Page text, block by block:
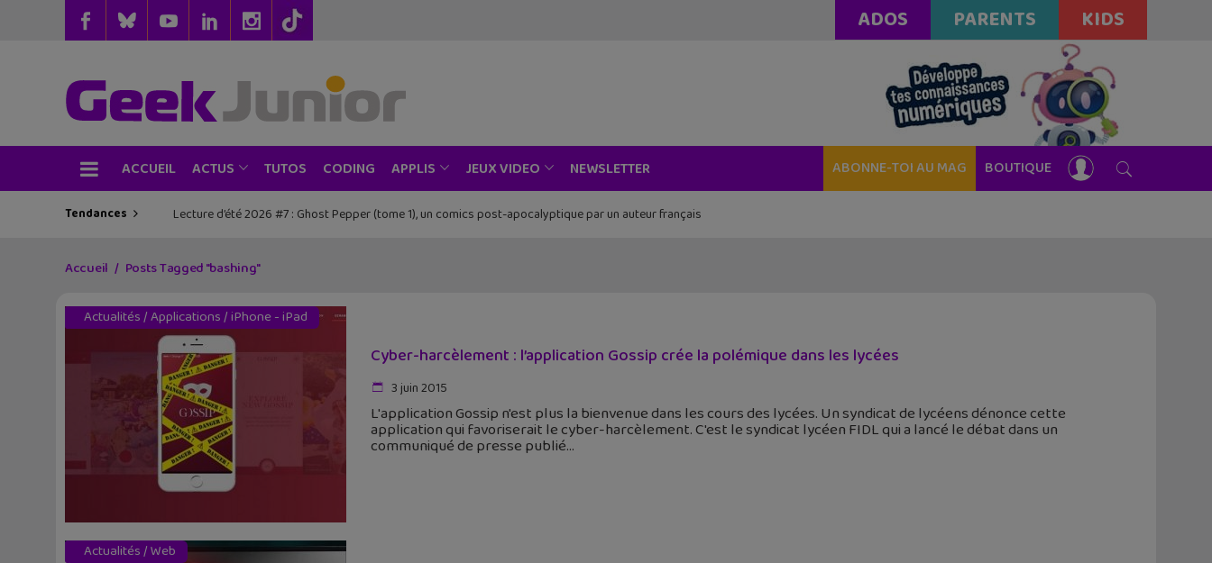
ADOS PARENTS KIDS
ACCUEIL ACTUS TUTOS CODING APPLIS JEUX VIDEO NEWSLETTER ABONNE-TOI AU MAG BOUTIQUE
Tendances Lecture d’été 2026 #7 : Ghost Pepper (tome 1), un comics post-apocalyptique par un auteur français
Accueil Posts Tagged "bashing"
Actualités/Applications/iPhone - iPad
Cyber-harcèlement : l’application Gossip crée la polémique dans les lycées
3 juin 2015
L'application Gossip n'est plus la bienvenue dans les cours des lycées. Un syndicat de lycéens dénonce cette
application qui favoriserait le cyber-harcèlement. C'est le syndicat lycéen FIDL qui a lancé le débat dans un
communiqué de presse publié
Actualités/Web